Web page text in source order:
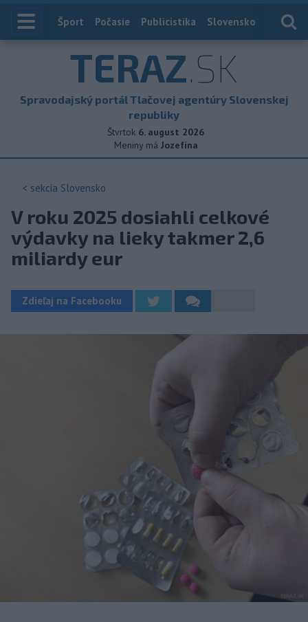
Index
Šport Počasie Publicistika Slovensko
TERAZ.SK
Spravodajský portál Tlačovej agentúry Slovenskej
republiky
Štvrtok 6. august 2026
Meniny má Jozefína
< sekcia Slovensko
V roku 2025 dosiahli celkové
výdavky na lieky takmer 2,6
miliardy eur
Zdieľaj na Facebooku